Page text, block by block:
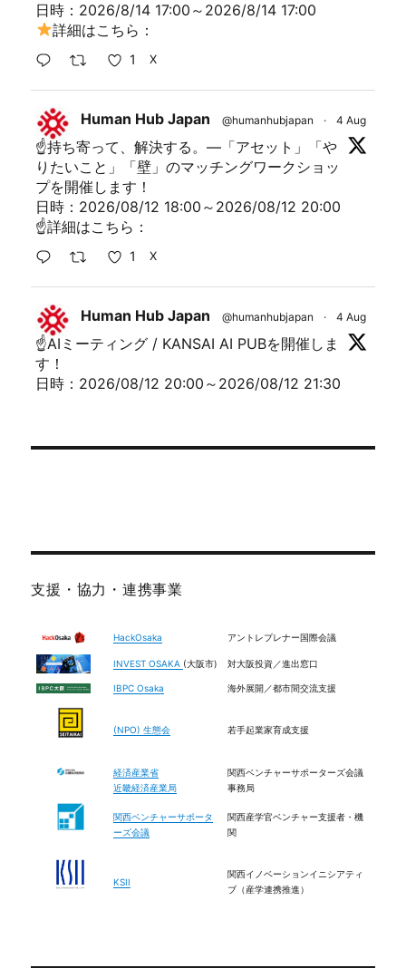
日時：2026/8/14 17:00～2026/8/14 17:00
詳細はこちら：
1 X
Human Hub Japan @humanhubjapan · 4 Aug
☝持ち寄って、解決する。―「アセット」「や
りたいこと」「壁」のマッチングワークショッ
プを開催します！
日時：2026/08/12 18:00～2026/08/12 20:00
☝詳細はこちら：
1 X
Human Hub Japan @humanhubjapan · 4 Aug
☝AIミーティング / KANSAI AI PUBを開催しま
す！
日時：2026/08/12 20:00～2026/08/12 21:30
日時：2026/08/10 19:00～2026/08/10 21:00
詳細はこちら：
Human Hub Japan @humanhubjapan
31 Jul
【小学４年生～中学生対象】現役京大生×探
求学習の先生がつくる マイクラ防災キャンプ2026
日時：2026/08/08 10:00～2026/08/08 10:00
詳細はこちら：
2
Load More
支援・協力・連携事業
HackOsaka アントレプレナー国際会議
INVEST OSAKA (大阪市) 対大阪投資／進出窓口
IBPC Osaka 海外展開／都市間交流支援
(NPO) 生態会 若手起業家育成支援
経済産業省
近畿経済産業局
関西ベンチャーサポーターズ会議
事務局
関西ベンチャーサポータ
ーズ会議
関西産学官ベンチャー支援者・機
関
KSII
関西イノベーションイニシアティ
ブ（産学連携推進）